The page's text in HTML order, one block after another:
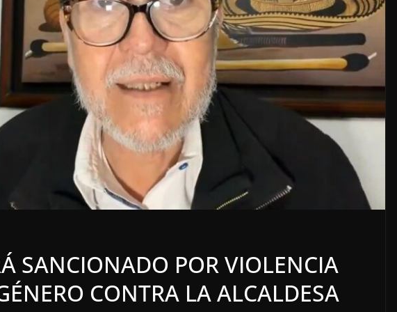
SANCIONADO POR VIOLENCIA
CONTRA LA ALCALDESA
LOCALES
5 agosto, 2026
LOCALES
6 agosto, 2026